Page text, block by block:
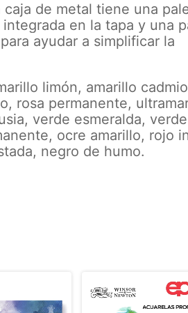
caja de metal tiene una
en la tapa y una
ayudar a simplificar la
limón, amarillo
rosa permanente,
verde esmeralda, verde
ocre amarillo, rojo
negro de humo.